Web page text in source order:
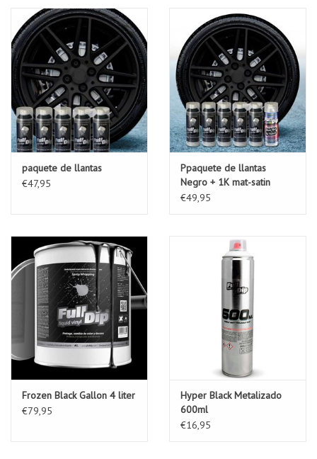
paquete de llantas
€47,95
Ppaquete de llantas
Negro + 1K mat-satin
coating
€49,95
Frozen Black Gallon 4 liter
€79,95
Hyper Black Metalizado
600ml
€16,95